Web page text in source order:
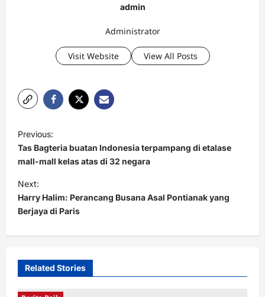
admin
Administrator
Visit Website View All Posts
o
s
t
n
a
v
g
a
Previous:
Tas Bagteria buatan Indonesia terpampang di etalase
mall-mall kelas atas di 32 negara
Next:
Harry Halim: Perancang Busana Asal Pontianak yang
Berjaya di Paris
Related Stories